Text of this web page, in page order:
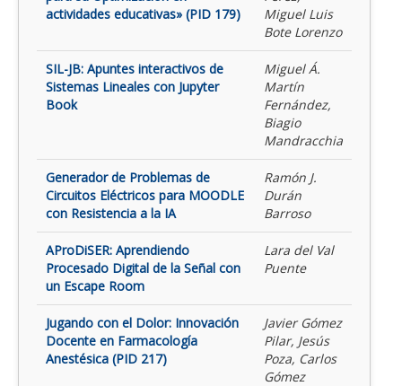
actividades educativas» (PID 179)
Miguel Luis
Bote Lorenzo
SIL-JB: Apuntes interactivos de
Sistemas Lineales con Jupyter
Book
Miguel Á.
Martín
Fernández,
Biagio
Mandracchia
Generador de Problemas de
Circuitos Eléctricos para MOODLE
con Resistencia a la IA
Ramón J.
Durán
Barroso
AProDiSER: Aprendiendo
Procesado Digital de la Señal con
un Escape Room
Lara del Val
Puente
Jugando con el Dolor: Innovación
Docente en Farmacología
Anestésica (PID 217)
Javier Gómez
Pilar, Jesús
Poza, Carlos
Gómez